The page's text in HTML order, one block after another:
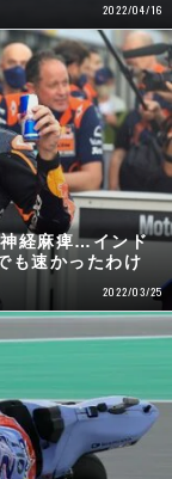
2022/04/16
神経麻痺…インド
も速かったわけ
2022/03/25